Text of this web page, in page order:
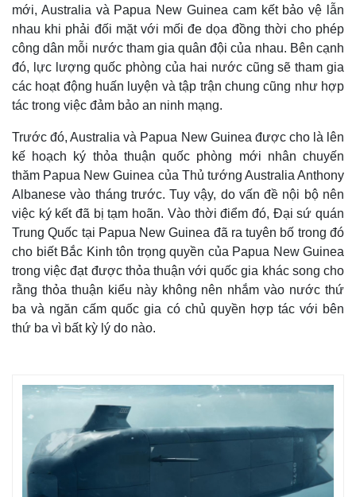
Hồ sơ
E-Magazine
mới, Australia và Papua New Guinea cam kết bảo vệ lẫn
nhau khi phải đối mặt với mối đe dọa đồng thời cho phép
công dân mỗi nước tham gia quân đội của nhau. Bên cạnh
đó, lực lượng quốc phòng của hai nước cũng sẽ tham gia
các hoạt động huấn luyện và tập trận chung cũng như hợp
tác trong việc đảm bảo an ninh mạng.
Trước đó, Australia và Papua New Guinea được cho là lên
kế hoạch ký thỏa thuận quốc phòng mới nhân chuyến
thăm Papua New Guinea của Thủ tướng Australia Anthony
Albanese vào tháng trước. Tuy vậy, do vấn đề nội bộ nên
việc ký kết đã bị tạm hoãn. Vào thời điểm đó, Đại sứ quán
Trung Quốc tại Papua New Guinea đã ra tuyên bố trong đó
cho biết Bắc Kinh tôn trọng quyền của Papua New Guinea
trong việc đạt được thỏa thuận với quốc gia khác song cho
rằng thỏa thuận kiểu này không nên nhắm vào nước thứ
ba và ngăn cấm quốc gia có chủ quyền hợp tác với bên
thứ ba vì bất kỳ lý do nào.